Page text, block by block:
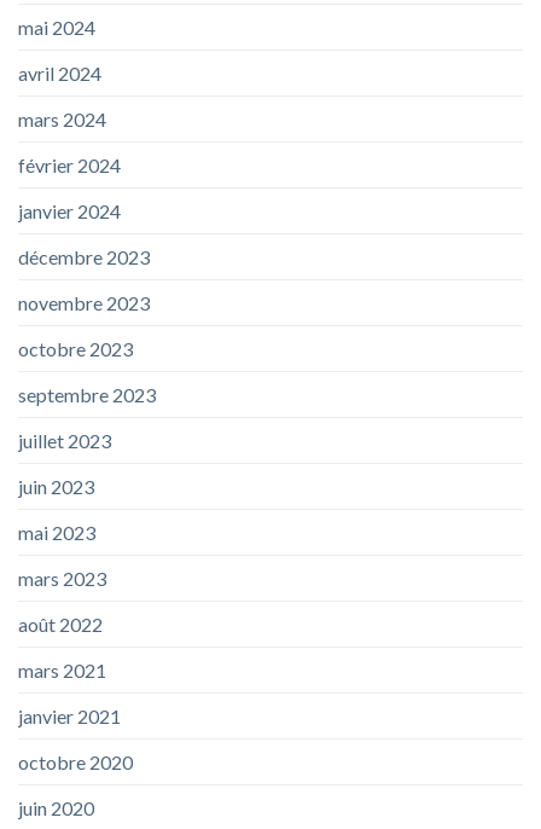
mai 2024
avril 2024
mars 2024
février 2024
janvier 2024
décembre 2023
novembre 2023
octobre 2023
septembre 2023
juillet 2023
juin 2023
mai 2023
mars 2023
août 2022
mars 2021
janvier 2021
octobre 2020
juin 2020